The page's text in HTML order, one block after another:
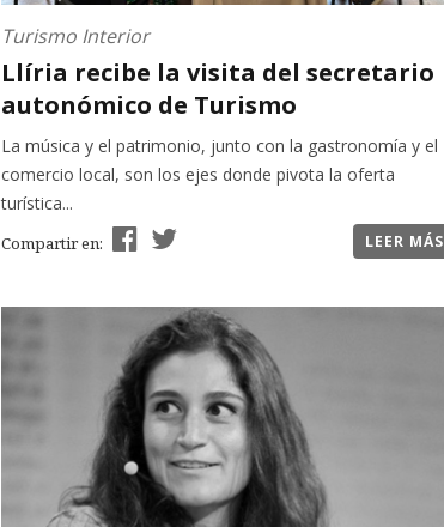
Turismo Interior
Llíria recibe la visita del secretario
autonómico de Turismo
La música y el patrimonio, junto con la gastronomía y el
comercio local, son los ejes donde pivota la oferta
turística...
Compartir en: LEER MÁS